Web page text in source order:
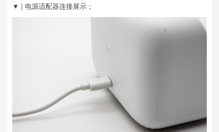
▼ | 电源适配器连接展示；